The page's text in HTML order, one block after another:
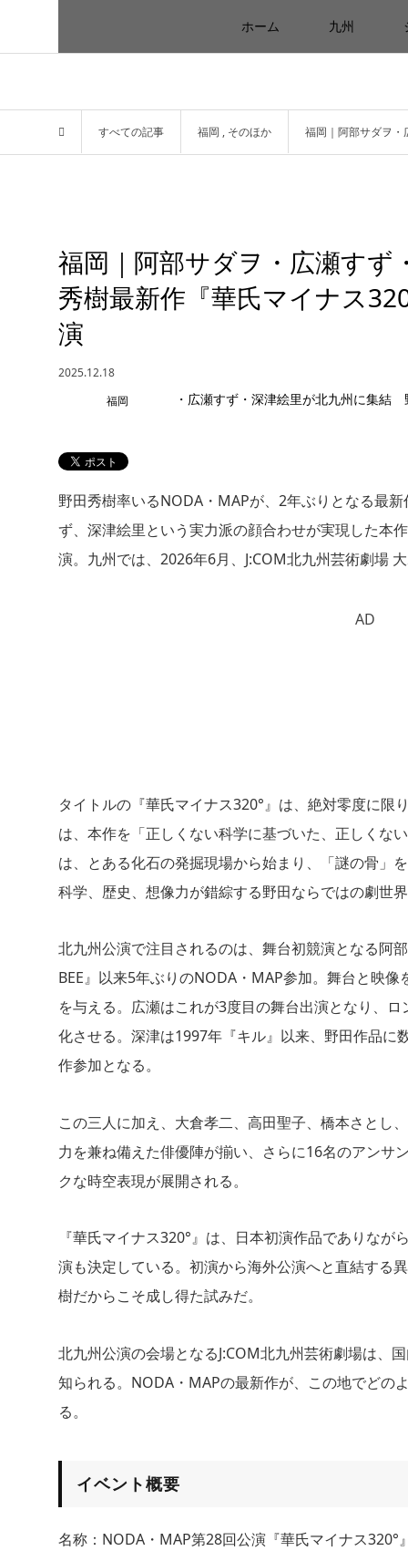
ホーム 九州
すべての記事 福岡 , そのほか 福岡｜阿部サダヲ
福岡｜阿部サダヲ・広瀬す
秀樹最新作『華氏マイナス
演
2025.12.18
福岡
野田秀樹率いるNODA・MAPが、2年ぶりとなる最
ず、深津絵里という実力派の顔合わせが実現した本
演。九州では、2026年6月、J:COM北九州芸術劇場
AD
タイトルの『華氏マイナス320°』は、絶対零度に
は、本作を「正しくない科学に基づいた、正しくな
は、とある化石の発掘現場から始まり、「謎の骨」
科学、歴史、想像力が錯綜する野田ならではの劇世
北九州公演で注目されるのは、舞台初競演となる阿
BEE』以来5年ぶりのNODA・MAP参加。舞台と映
を与える。広瀬はこれが3度目の舞台出演となり、
化させる。深津は1997年『キル』以来、野田作品
作参加となる。
この三人に加え、大倉孝二、高田聖子、橋本さとし
力を兼ね備えた俳優陣が揃い、さらに16名のアンサ
クな時空表現が展開される。
『華氏マイナス320°』は、日本初演作品でありな
演も決定している。初演から海外公演へと直結する
樹だからこそ成し得た試みだ。
北九州公演の会場となるJ:COM北九州芸術劇場は、
知られる。NODA・MAPの最新作が、この地でどの
る。
イベント概要
名称：NODA・MAP第28回公演『華氏マイナス320°